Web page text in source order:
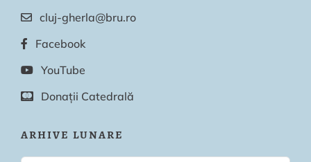
cluj-gherla@bru.ro
Facebook
YouTube
Donații Catedrală
ARHIVE LUNARE